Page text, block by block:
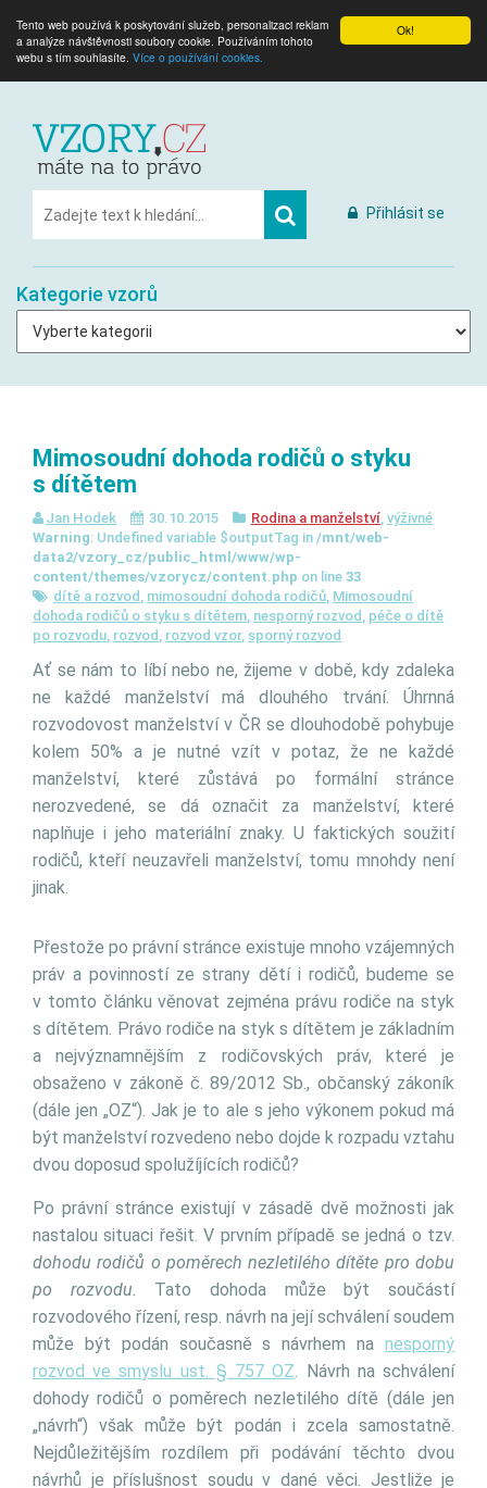
Ok!
Tento web používá k poskytování služeb, personalizaci reklam
a analýze návštěvnosti soubory cookie. Používáním tohoto
webu s tím souhlasíte. Více o používání cookies.
Přihlásit se
Kategorie vzorů
Mimosoudní dohoda rodičů o styku
s dítětem
Jan Hodek 30.10.2015 Rodina a manželství, výživné
Warning: Undefined variable $outputTag in /mnt/web-
data2/vzory_cz/public_html/www/wp-
content/themes/vzorycz/content.php on line 33
dítě a rozvod , mimosoudní dohoda rodičů, Mimosoudní
dohoda rodičů o styku s dítětem, nesporný rozvod , péče o dítě
po rozvodu, rozvod , rozvod vzor, sporný rozvod
Ať se nám to líbí nebo ne, žijeme v době, kdy zdaleka
ne každé manželství má dlouhého trvání. Úhrnná
rozvodovost manželství v ČR se dlouhodobě pohybuje
kolem 50% a je nutné vzít v potaz, že ne každé
manželství, které zůstává po formální stránce
nerozvedené, se dá označit za manželství, které
naplňuje i jeho materiální znaky. U faktických soužití
rodičů, kteří neuzavřeli manželství, tomu mnohdy není
jinak.
Přestože po právní stránce existuje mnoho vzájemných
práv a povinností ze strany dětí i rodičů, budeme se
v tomto článku věnovat zejména právu rodiče na styk
s dítětem. Právo rodiče na styk s dítětem je základním
a nejvýznamnějším z rodičovských práv, které je
obsaženo v zákoně č. 89/2012 Sb., občanský zákoník
(dále jen „OZ“). Jak je to ale s jeho výkonem pokud má
být manželství rozvedeno nebo dojde k rozpadu vztahu
dvou doposud spolužíjících rodičů?
Po právní stránce existují v zásadě dvě možnosti jak
nastalou situaci řešit. V prvním případě se jedná o tzv.
dohodu rodičů o poměrech nezletilého dítěte pro dobu
po rozvodu. Tato dohoda může být součástí
rozvodového řízení, resp. návrh na její schválení soudem
může být podán současně s návrhem na nesporný
rozvod ve smyslu ust. § 757 OZ. Návrh na schválení
dohody rodičů o poměrech nezletilého dítě (dále jen
„návrh“) však může být podán i zcela samostatně.
Nejdůležitějším rozdílem při podávání těchto dvou
návrhů je příslušnost soudu v dané věci. Jestliže je